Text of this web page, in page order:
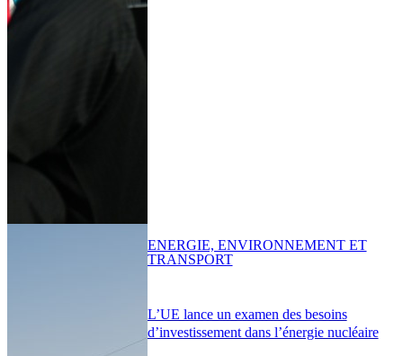
L’UE lance un examen des besoins
d’investissement dans l’énergie nucléaire
ENERGIE, ENVIRONNEMENT ET
TRANSPORT